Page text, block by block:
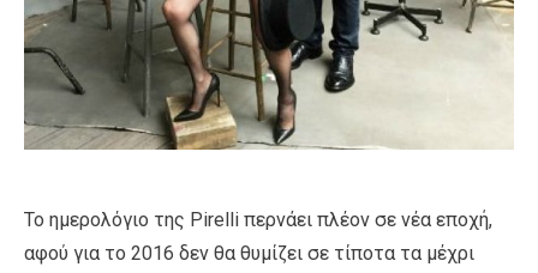
Το ημερολόγιο της Pirelli περνάει πλέον σε νέα εποχή,
αφού για το 2016 δεν θα θυμίζει σε τίποτα τα μέχρι